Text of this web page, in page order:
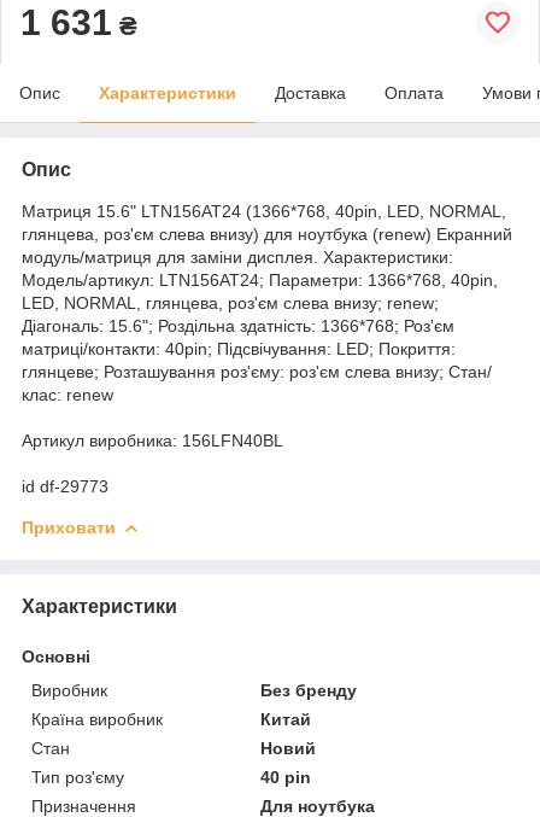
1 631 ₴
Опис Характеристики Доставка Оплата Умови
Опис
Матриця 15.6" LTN156AT24 (1366*768, 40pin, LED, NORMAL,
глянцева, роз'єм слева внизу) для ноутбука (renew) Екранний
модуль/матриця для заміни дисплея. Характеристики:
Модель/артикул: LTN156AT24; Параметри: 1366*768, 40pin,
LED, NORMAL, глянцева, роз'єм слева внизу; renew;
Діагональ: 15.6"; Роздільна здатність: 1366*768; Роз'єм
матриці/контакти: 40pin; Підсвічування: LED; Покриття:
глянцеве; Розташування роз'єму: роз'єм слева внизу; Стан/
клас: renew
Артикул виробника: 156LFN40BL
id df-29773
Приховати
Характеристики
Основні
Виробник
Без бренду
Країна виробник
Китай
Стан
Новий
Тип роз'єму
40 pin
Призначення
Для ноутбука